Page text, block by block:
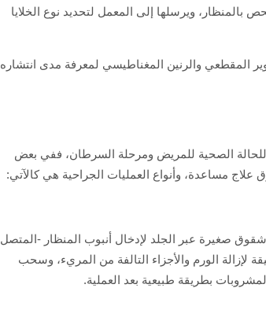
بالمنظار، ويرسلها إلى المعمل لتحديد نوع الخلايا
المقطعي والرنين المغناطيسي لمعرفة مدى انتشاره
الصحية للمريض ومرحلة السرطان، ففي بعض
مساعدة، وأنواع العمليات الجراحية هي كالآتي:
شقوق صغيرة عبر الجلد لإدخال أنبوب المنظار -المتصل
لإزالة الورم والأجزاء التالفة من المريء، وسحب
بطريقة طبيعية بعد العملية.